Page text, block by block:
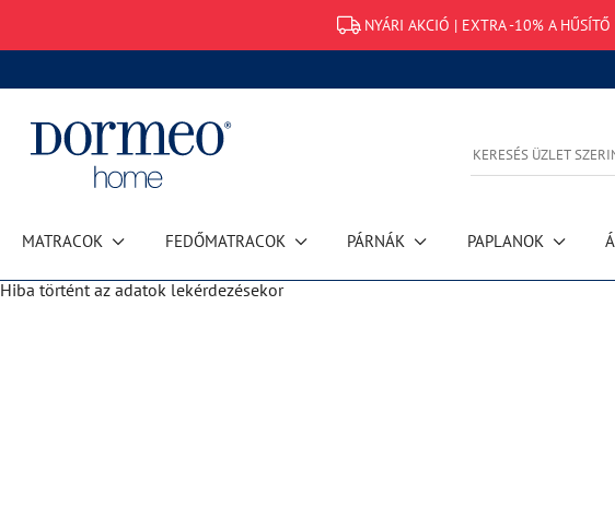
NYÁRI AKCIÓ | EXTRA -10% A
MATRACOK FEDŐMATRACOK PÁRNÁK PAPLANOK
Hiba történt az adatok lekérdezésekor